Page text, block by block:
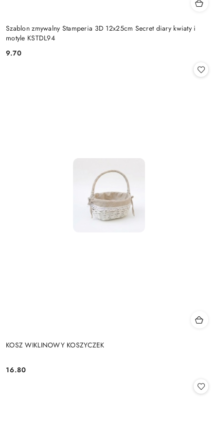
Szablon zmywalny Stamperia 3D 12x25cm Secret diary kwiaty i
motyle KSTDL94
Cena:
9.70
KOSZ WIKLINOWY KOSZYCZEK
Cena:
16.80